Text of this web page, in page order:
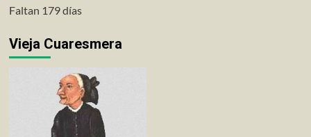
Faltan 179 días
Vieja Cuaresmera